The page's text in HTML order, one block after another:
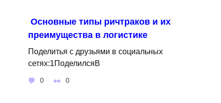
Основные типы ричтраков и их
преимущества в логистике
Поделитья с друзьями в социальных
сетях:1ПоделилсяВ
0 0